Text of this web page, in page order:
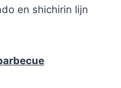
en shichirin lijn